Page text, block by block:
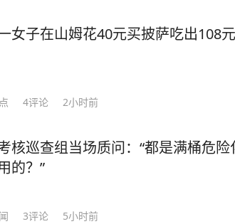
女子在山姆花40元买披萨吃出108
4评论 2小时前
核巡查组当场质问：“都是满桶危
的？”
3评论 5小时前